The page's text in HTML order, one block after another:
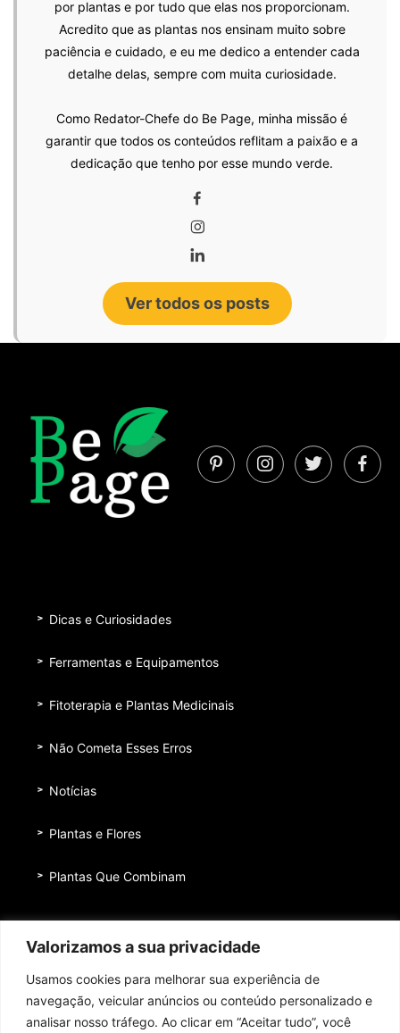
Valorizamos a sua privacidade
Usamos cookies para melhorar sua experiência de
navegação, veicular anúncios ou conteúdo personalizado e
analisar nosso tráfego. Ao clicar em “Aceitar tudo”, você
por plantas e por tudo que elas nos proporcionam.
Acredito que as plantas nos ensinam muito sobre
paciência e cuidado, e eu me dedico a entender cada
detalhe delas, sempre com muita curiosidade.
Como Redator-Chefe do Be Page, minha missão é
garantir que todos os conteúdos reflitam a paixão e a
dedicação que tenho por esse mundo verde.
Ver todos os posts
Dicas e Curiosidades
Ferramentas e Equipamentos
Fitoterapia e Plantas Medicinais
Não Cometa Esses Erros
Notícias
Plantas e Flores
Plantas Que Combinam
Quem nos patrocina
Contato